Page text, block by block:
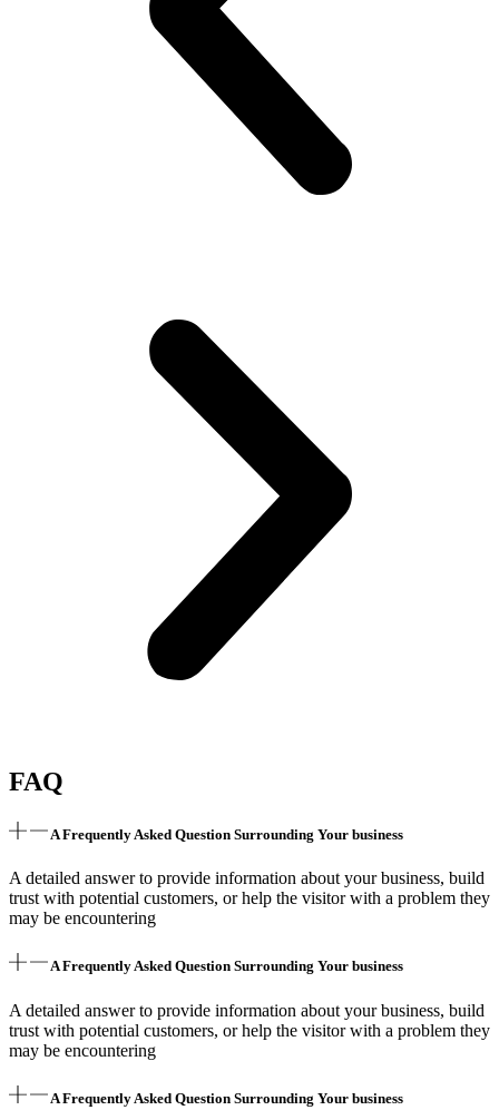
FAQ
A Frequently Asked Question Surrounding Your business
A detailed answer to provide information about your business, build
trust with potential customers, or help the visitor with a problem they
may be encountering
A Frequently Asked Question Surrounding Your business
A detailed answer to provide information about your business, build
trust with potential customers, or help the visitor with a problem they
may be encountering
A Frequently Asked Question Surrounding Your business